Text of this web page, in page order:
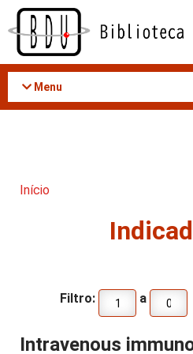
Acessar
conteúdo
Menu
Início
Filtro: a
Intravenous